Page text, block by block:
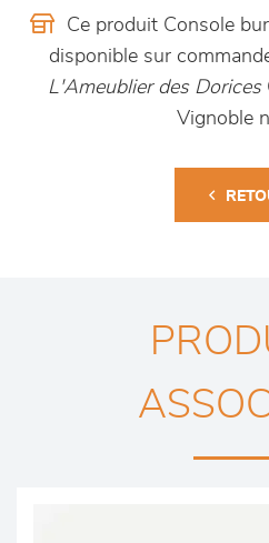
Ce produit Console
disponible sur
L'Ameublier des Dorices
Vignoble